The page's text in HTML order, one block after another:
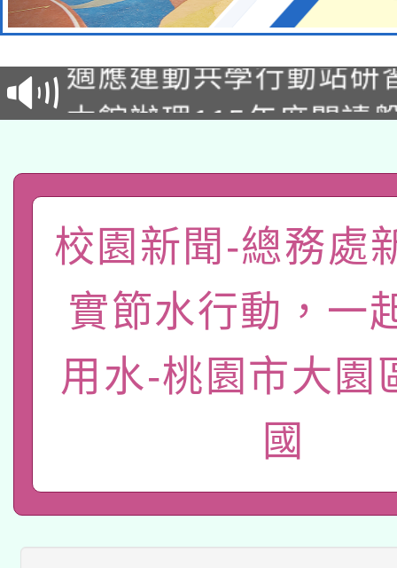
本校115學年度第2次
招甄選結果公告(無人
招)
適應運動共學行動站研
本館辦理115年度閱讀
礎課程
A3數位素養講師名單
「數位內容與教學軟體
pilot」
有關大陸委員會函釋公
薪期間赴陸應申請許可
轉知經濟部水利署委託
業技術研究院辦理「
用水績優單位及節水達
115年8月22日(星期六
桃園市孔廟祈福系列
2026年桃園地景藝術
本校115學年度第2次
招甄選結果公告(無人
本館辦理115年度閱讀
校園新聞-總務處
實節水行動，一
用水-桃園市大園
國